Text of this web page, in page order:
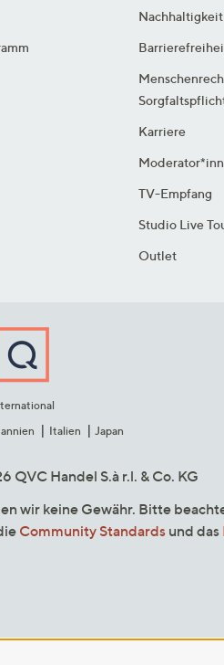
Nachhaltigkeit
Karriere
TV-Empfang
Studio Live
Outlet
Italien Japan
Handel S.à r.l. & Co. KG
wir keine Gewähr. Bitte
Community Standardsund das